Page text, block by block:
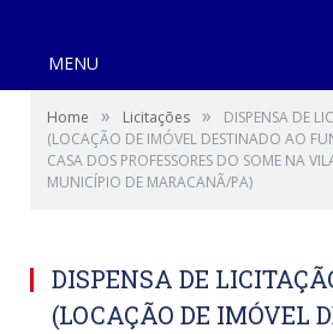
MENU
Home » Licitações »
DISPENSA DE
(LOCAÇÃO DE IMÓVEL DESTINADO AO
CASA DOS PROFESSORES DO SOME NA
MUNICÍPIO DE MARACANÃ/PA)
DISPENSA DE
(LOCAÇÃO DE IMÓVEL